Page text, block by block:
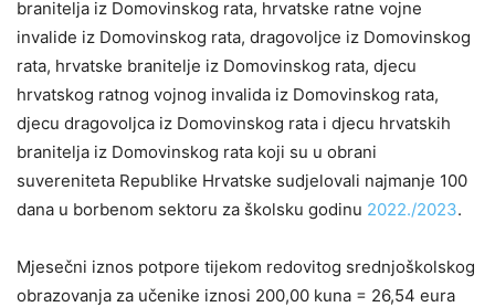
branitelja iz Domovinskog rata, hrvatske ratne vojne
invalide iz Domovinskog rata, dragovoljce iz Domovinskog
rata, hrvatske branitelje iz Domovinskog rata, djecu
hrvatskog ratnog vojnog invalida iz Domovinskog rata,
djecu dragovoljca iz Domovinskog rata i djecu hrvatskih
branitelja iz Domovinskog rata koji su u obrani
suvereniteta Republike Hrvatske sudjelovali najmanje 100
dana u borbenom sektoru za školsku godinu 2022./2023.
Mjesečni iznos potpore tijekom redovitog srednjoškolskog
obrazovanja za učenike iznosi 200,00 kuna = 26,54 eura